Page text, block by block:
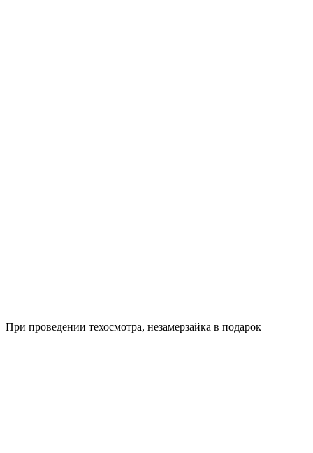
При проведении техосмотра, незамерзайка в подарок